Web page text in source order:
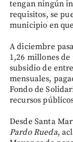
tengan ningún
requisitos, se
municipio en
A diciembre
1,26 millones
subsidio de
mensuales,
Fondo de
recursos
Desde Santa
Pardo Rueda,